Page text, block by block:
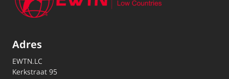
Adres
EWTN.LC
Kerkstraat 95